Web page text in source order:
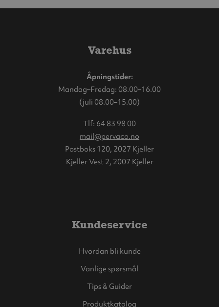
Varehus
Åpningstider:
Mandag–Fredag: 08.00–16.00
(juli 08.00–15.00)
Tlf: 64 83 98 00
mail@pervaco.no
Postboks 120, 2027 Kjeller
Kjeller Vest 2, 2007 Kjeller
Kundeservice
Hvordan bli kunde
Vanlige spørsmål
Tips & Guider
Produktkatalog